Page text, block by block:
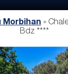
Morbihan »
Bdz ****